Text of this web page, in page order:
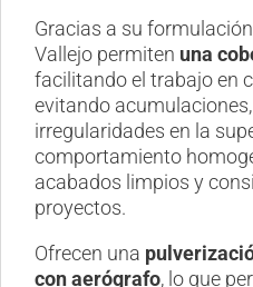
Gracias a su
Vallejo permiten una
facilitando el trabajo en
evitando
irregularidades en la
comportamiento
acabados limpios y
proyectos.
Ofrecen una
con aerógrafo, lo que